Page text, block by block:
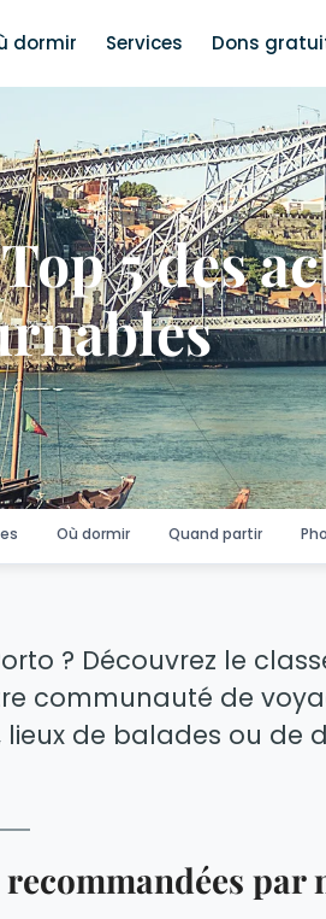
dormir Services Dons
5 des
Où dormir Quand partir
? Découvrez le
communauté de
de balades ou de
par